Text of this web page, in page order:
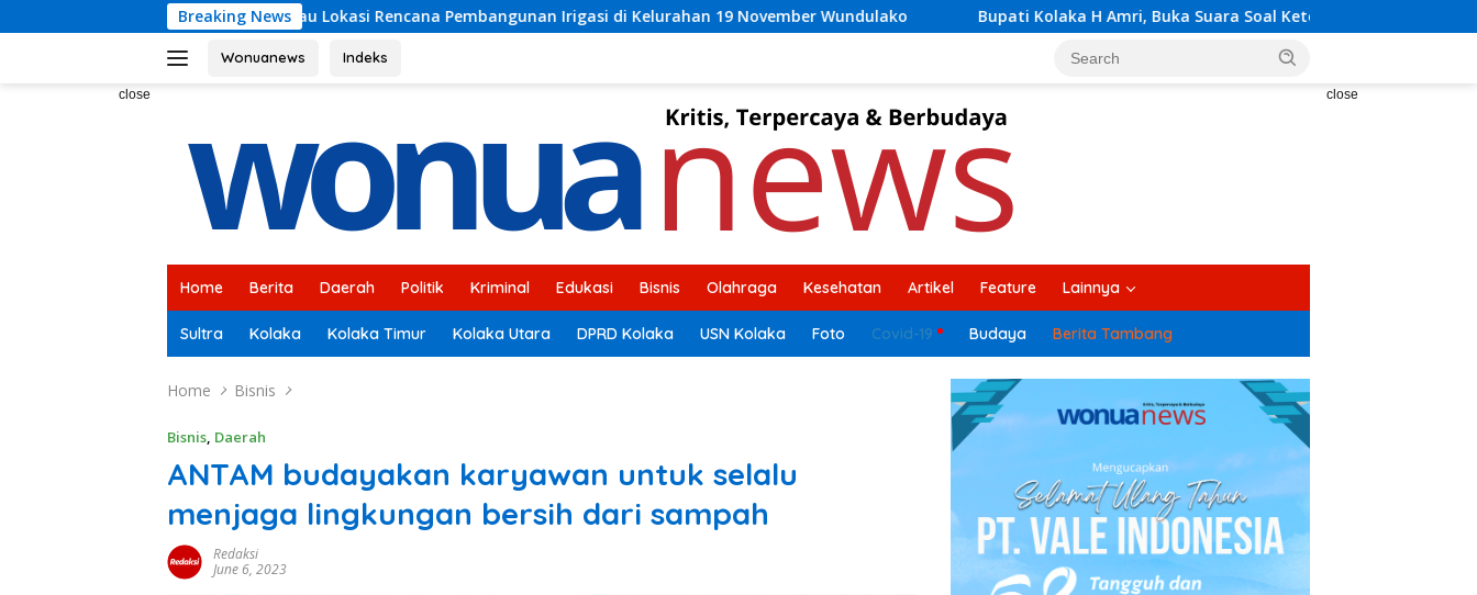
to
Breaking News
Lokasi Rencana Pembangunan Irigasi di Kelurahan 19 November Wundulako Bupati Kolaka H Amri, Buka Suara Soal Ketegangan Jalur Hauling Pomalaa. *Butuh Komunikasi
Wonuanews Indeks
close close
Home Berita Daerah Politik Kriminal Edukasi Bisnis Olahraga Kesehatan Artikel Feature Lainnya
Sultra Kolaka Kolaka Timur Kolaka Utara DPRD Kolaka USN Kolaka Foto Covid-19 Budaya Berita Tambang
Home Bisnis
Bisnis, Daerah
ANTAM budayakan karyawan untuk selalu
menjaga lingkungan bersih dari sampah
Redaksi
June 6, 2023